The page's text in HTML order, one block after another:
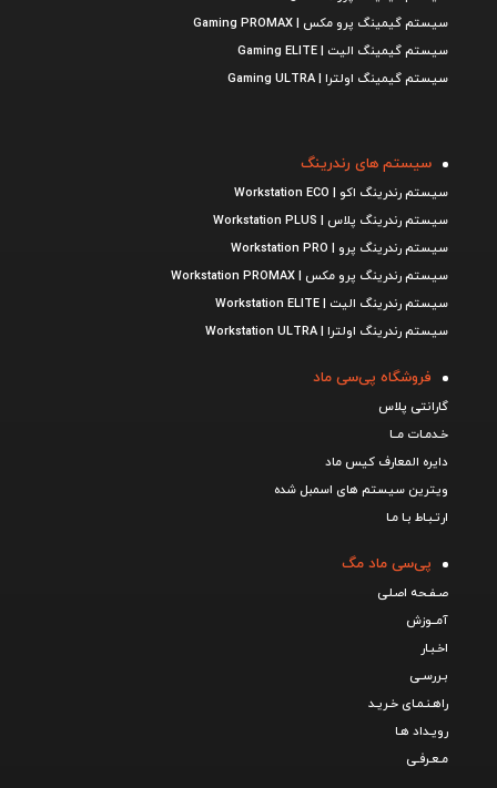
سیستم گیمینگ پرو مکس | Gaming PROMAX
سیستم گیمینگ الیت | Gaming ELITE
سیستم گیمینگ اولترا | Gaming ULTRA
سیستم های رندرینگ
سیستم رندرینگ اکو | Workstation ECO
سیستم رندرینگ پلاس | Workstation PLUS
سیستم رندرینگ پرو | Workstation PRO
سیستم رندرینگ پرو مکس | Workstation PROMAX
سیستم رندرینگ الیت | Workstation ELITE
سیستم رندرینگ اولترا | Workstation ULTRA
فروشگاه پی‌سی ماد
گارانتی پلاس
خـدمـات مــا
دایره المعارف کیس ماد
ویترین سیستم های اسمبل شده
ارتـبـاط بـا مـا
پی‌سی ماد مگ
صـفـحه اصـلی
آمــوزش
اخـبـار
بـررسـی
راهـنـمـای خـریـد
رویـداد هـا
مـعـرفـی